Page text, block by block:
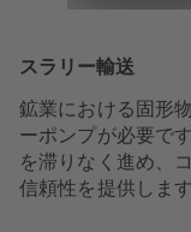
スラリー輸送
鉱業における固形
ーポンプが必要で
を滞りなく進め、
信頼性を提供します